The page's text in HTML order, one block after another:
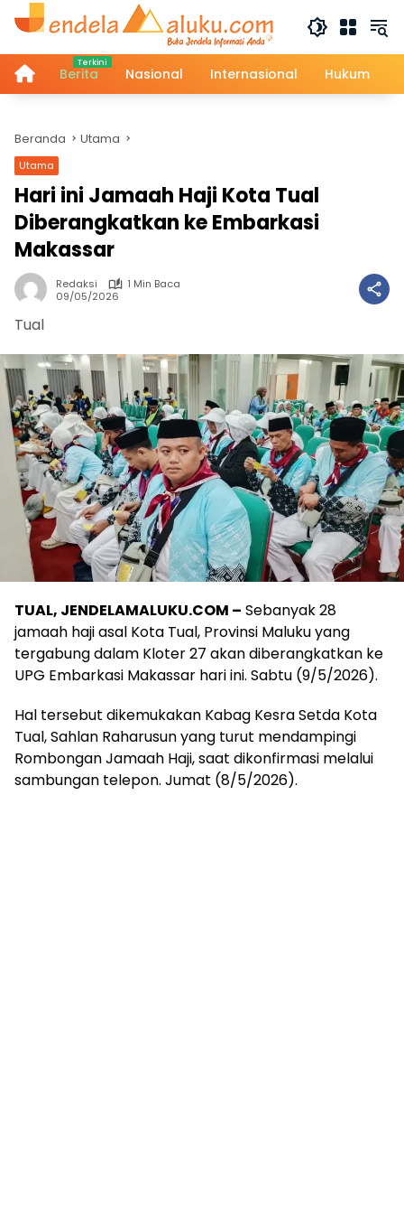
Langsung
HomeBerita Nasional Internasional Hukum
Beranda Utama
Utama
Hari ini Jamaah Haji Kota Tual
Diberangkatkan ke Embarkasi
Makassar
Redaksi
1 Min Baca
09/05/2026
Tual
TUAL, JENDELAMALUKU.COM – Sebanyak 28
jamaah haji asal Kota Tual, Provinsi Maluku yang
tergabung dalam Kloter 27 akan diberangkatkan ke
UPG Embarkasi Makassar hari ini. Sabtu (9/5/2026).
Hal tersebut dikemukakan Kabag Kesra Setda Kota
Tual, Sahlan Raharusun yang turut mendampingi
Rombongan Jamaah Haji, saat dikonfirmasi melalui
sambungan telepon. Jumat (8/5/2026).